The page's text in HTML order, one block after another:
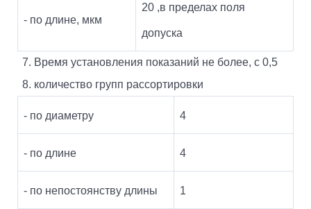
- по длине, мкм
20 ,в пределах поля
допуска
Время установления показаний не более, с 0,5
количество групп рассортировки
- по диаметру 4
- по длине 4
- по непостоянству длины 1